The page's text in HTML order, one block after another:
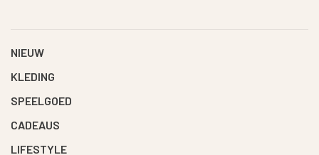
NIEUW
KLEDING
SPEELGOED
CADEAUS
LIFESTYLE